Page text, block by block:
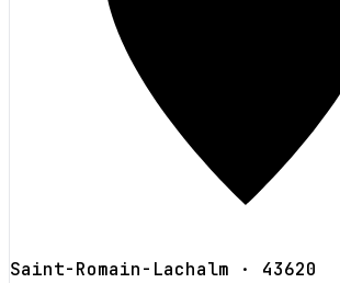
Saint-Romain-Lachalm · 43620